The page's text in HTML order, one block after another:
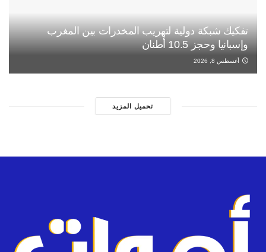
تفكيك شبكة دولية لتهريب المخدرات بين المغرب
وإسبانيا وحجز 10.5 أطنان
أغسطس 8, 2026
تحميل المزيد